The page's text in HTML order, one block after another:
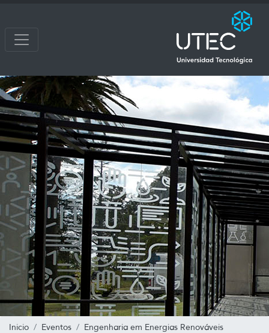
Inicio Eventos
Engenharia em Energias Renováveis